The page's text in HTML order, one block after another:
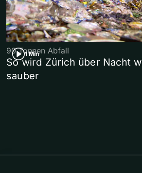
1 Min
90 Tonnen Abfall
So wird Zürich über Nacht
sauber